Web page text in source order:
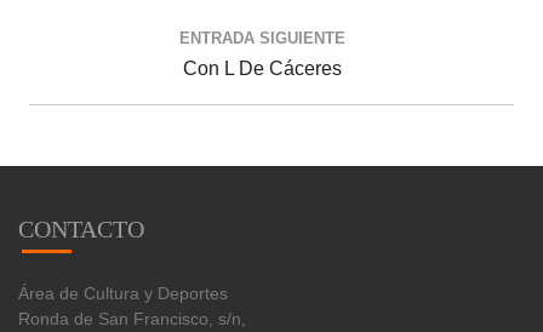
ENTRADA SIGUIENTE
Con L De Cáceres
CONTACTO
Área de Cultura y Deportes
Ronda de San Francisco, s/n,